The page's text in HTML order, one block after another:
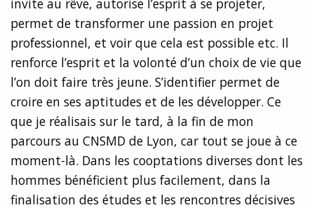
invite au rêve, autorise l’esprit à se projeter,
permet de transformer une passion en projet
professionnel, et voir que cela est possible etc. Il
renforce l’esprit et la volonté d’un choix de vie que
l’on doit faire très jeune. S’identifier permet de
croire en ses aptitudes et de les développer. Ce
que je réalisais sur le tard, à la fin de mon
parcours au CNSMD de Lyon, car tout se joue à ce
moment-là. Dans les cooptations diverses dont les
hommes bénéficient plus facilement, dans la
finalisation des études et les rencontres décisives